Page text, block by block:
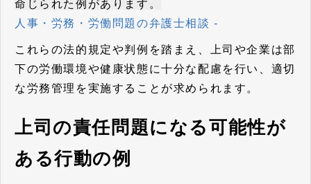
命じられた例があります。
人事・労務・労働問題の弁護士相談 -
これらの法的規定や判例を踏まえ、上司や企業は部
下の労働環境や健康状態に十分な配慮を行い、適切
な労務管理を実施することが求められます。
上司の責任問題になる可能性が
ある行動の例